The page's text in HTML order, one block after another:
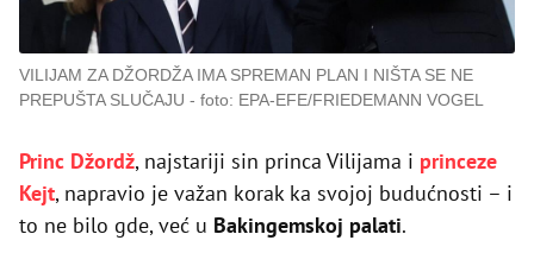
VILIJAM ZA DŽORDŽA IMA SPREMAN PLAN I NIŠTA SE NE
PREPUŠTA SLUČAJU
foto: EPA-EFE/FRIEDEMANN VOGEL
Princ Džordž, najstariji sin princa Vilijama i princeze
Kejt, napravio je važan korak ka svojoj budućnosti – i
to ne bilo gde, već u Bakingemskoj palati.